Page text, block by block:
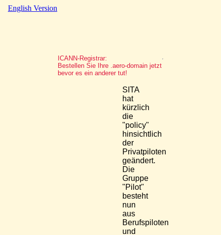
English Version
ICANN-Registrar:
Bestellen Sie Ihre .aero-domain jetzt
bevor es ein anderer tut!
SITA
hat
kürzlich
die
"policy"
hinsichtlich
der
Privatpiloten
geändert.
Die
Gruppe
"Pilot"
besteht
nun
aus
Berufspiloten
und